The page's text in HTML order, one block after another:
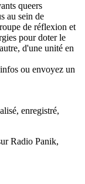
queers
au sein de
de réflexion et
pour doter le
d'une unité en
ou envoyez un
enregistré,
Radio Panik,